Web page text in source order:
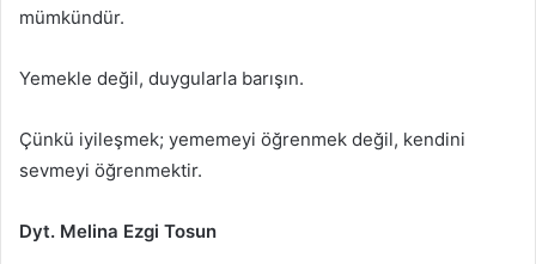
mümkündür.
Yemekle değil, duygularla barışın.
Çünkü iyileşmek; yememeyi öğrenmek değil, kendini
sevmeyi öğrenmektir.
Dyt. Melina Ezgi Tosun